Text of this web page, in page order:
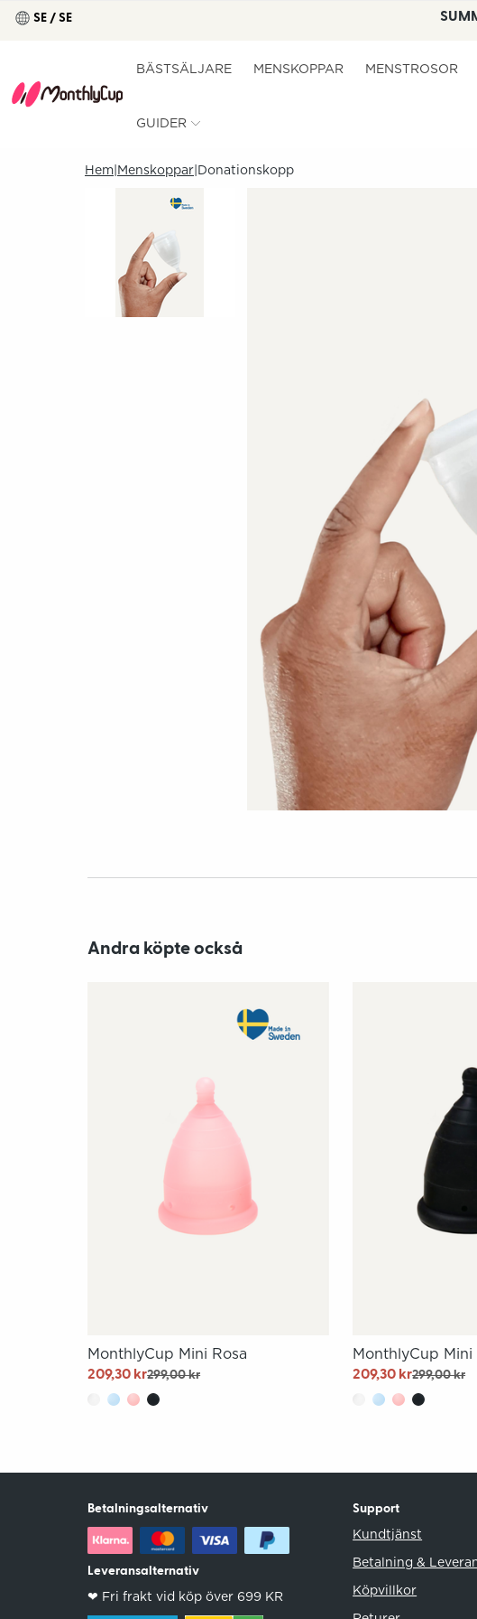
SE / SE
BÄSTSÄLJARE MENSKOPPAR MENSTROSOR
GUIDER
Hem Menskoppar Donationskopp
Andra köpte också
MonthlyCup Mini Rosa
209,30 kr299,00 kr
MonthlyCup Mini
209,30 kr299,00 kr
Betalningsalternativ
Leveransalternativ
❤︎ Fri frakt vid köp över 699 KR
Support
Kundtjänst
Betalning &
Köpvillkor